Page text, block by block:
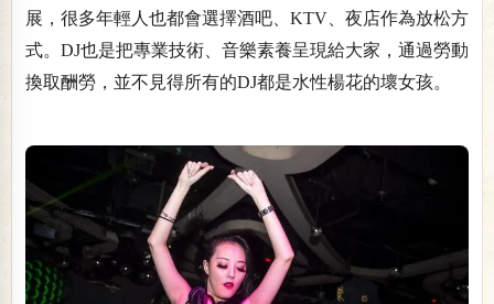
展，很多年輕人也都會選擇酒吧、KTV、夜店作為放松方
式。DJ也是把專業技術、音樂素養呈現給大家，通過勞動
換取酬勞，並不見得所有的DJ都是水性楊花的壞女孩。